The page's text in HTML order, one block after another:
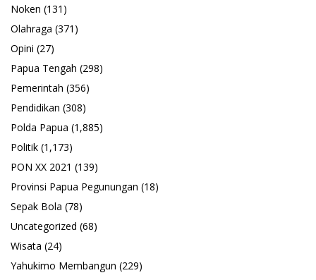
Noken (131)
Olahraga (371)
Opini (27)
Papua Tengah (298)
Pemerintah (356)
Pendidikan (308)
Polda Papua (1,885)
Politik (1,173)
PON XX 2021 (139)
Provinsi Papua Pegunungan (18)
Sepak Bola (78)
Uncategorized (68)
Wisata (24)
Yahukimo Membangun (229)